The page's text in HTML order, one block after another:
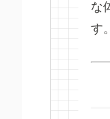
な
す。